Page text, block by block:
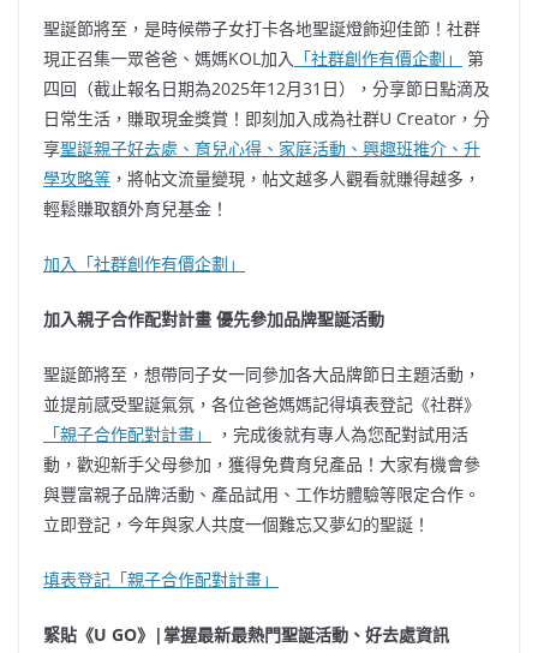
聖誕節將至，是時候帶子女打卡各地聖誕燈飾迎佳節！社群
現正召集一眾爸爸、媽媽KOL加入
「社群創作有價企劃」
第
四回（截止報名日期為2025年12月31日），分享節日點滴及
日常生活，賺取現金獎賞！即刻加入成為社群U Creator，分
享聖誕親子好去處、育兒心得、家庭活動、興趣班推介、升
學攻略等 ，將帖文流量變現，帖文越多人觀看就賺得越多，
輕鬆賺取額外育兒基金！
加入「社群創作有價企劃」
加入親子合作配對計畫 優先參加品牌聖誕活動
聖誕節將至，想帶同子女一同參加各大品牌節日主題活動，
並提前感受聖誕氣氛，各位爸爸媽媽記得填表登記《社群》
「親子合作配對計畫」
，完成後就有專人為您配對試用活
動，歡迎新手父母參加，獲得免費育兒產品！大家有機會參
與豐富親子品牌活動、產品試用、工作坊體驗等限定合作。
立即登記，今年與家人共度一個難忘又夢幻的聖誕！
填表登記「親子合作配對計畫」
緊貼《U GO》|掌握最新最熱門聖誕活動、好去處資訊